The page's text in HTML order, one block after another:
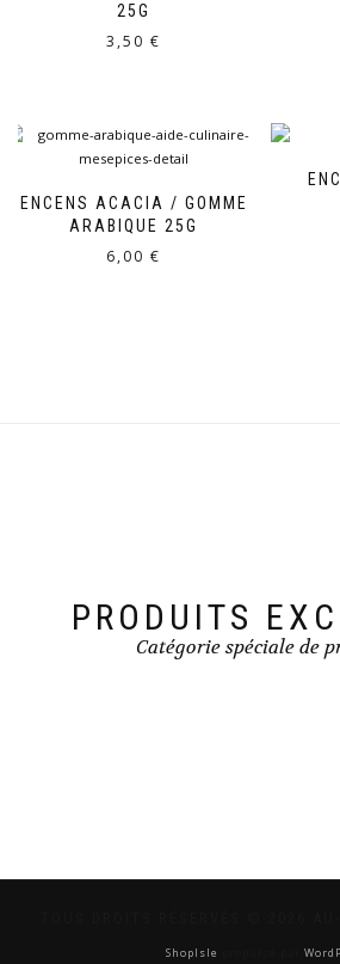
25G
3,50 €
ENCENS ACACIA / GOMME
ARABIQUE 25G
6,00 €
PRODUITS
Catégorie spéciale de
ShopIsle